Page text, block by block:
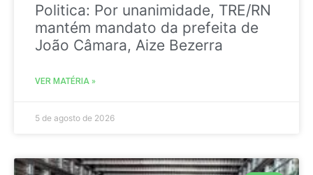
Politica: Por unanimidade, TRE/RN
mantém mandato da prefeita de
João Câmara, Aize Bezerra
VER MATÉRIA »
5 de agosto de 2026